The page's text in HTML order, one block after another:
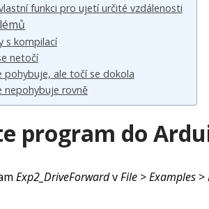
funkci pro ujetí určité vzdálenosti
s kompilací
netočí
pohybuje, ale točí se dokola
nepohybuje rovně
program do
Exp2_DriveForwardvFile >Examples >